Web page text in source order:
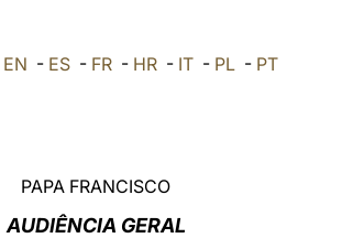
العربيّة EN - ES- FR- HR- IT- PL- PT
PAPA FRANCISCO
AUDIÊNCIA GERAL